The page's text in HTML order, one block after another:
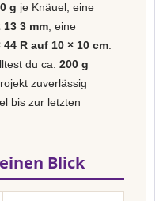
g je Knäuel, eine
13 3 mm , eine
44 R auf 10 × 10 cm
du ca. 200 g
zuverlässig
bis zur letzten
Blick